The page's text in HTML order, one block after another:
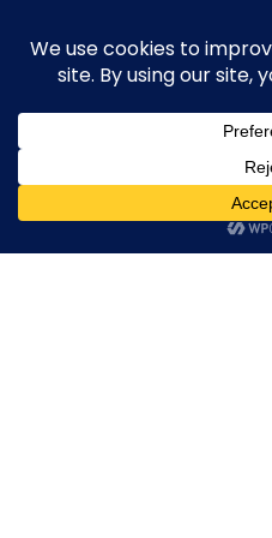
content
execute-
upload it including a road bike
other hobbies
O
O
E
IMG_5589
IMG_5589
l1stylish